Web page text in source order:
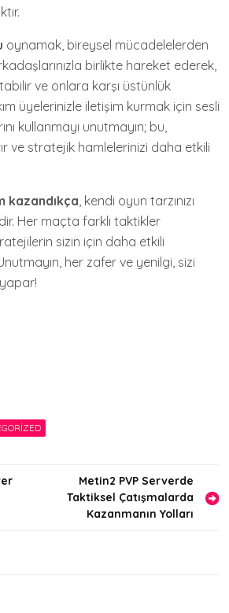
oynamak, bireysel mücadelelerden
birlikte hareket ederek,
ve onlara karşı üstünlük
üyelerinizle iletişim kurmak için sesli
kullanmayı unutmayın; bu,
ve stratejik hamlelerinizi daha etkili
kazandıkça, kendi oyun tarzınızı
Her maçta farklı taktikler
sizin için daha etkili
her zafer ve yenilgi, sizi
Metin2 PVP Serverde
Taktiksel Çatışmalarda
Kazanmanın Yolları